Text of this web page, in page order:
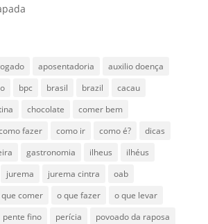
aposentadoria
auxilio doença
bpc brasil brazil
cacau
chocolate
comer bem
fazer como ir como é?
dicas
gastronomia ilheus
ilhéus
jurema jurema cintra
oab
comer o que fazer
o que levar
pente fino perícia povoado da raposa